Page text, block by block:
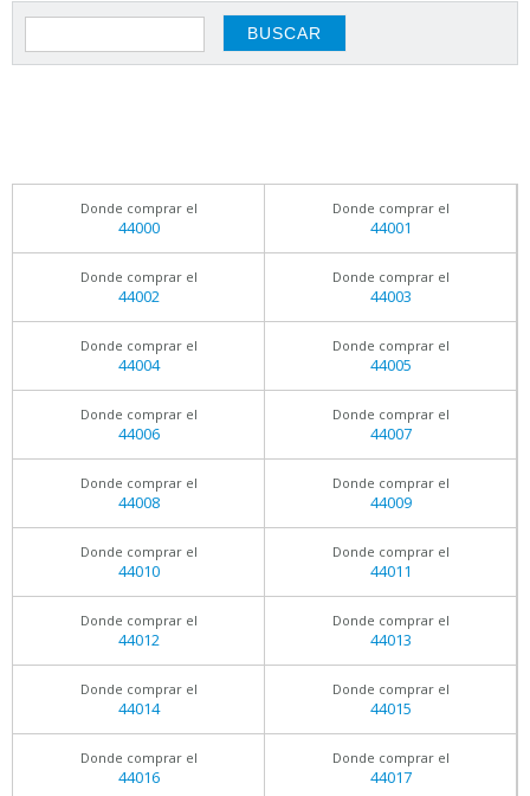
Donde comprar el
44000
Donde comprar el
44001
Donde comprar el
44002
Donde comprar el
44003
Donde comprar el
44004
Donde comprar el
44005
Donde comprar el
44006
Donde comprar el
44007
Donde comprar el
44008
Donde comprar el
44009
Donde comprar el
44010
Donde comprar el
44011
Donde comprar el
44012
Donde comprar el
44013
Donde comprar el
44014
Donde comprar el
44015
Donde comprar el
44016
Donde comprar el
44017